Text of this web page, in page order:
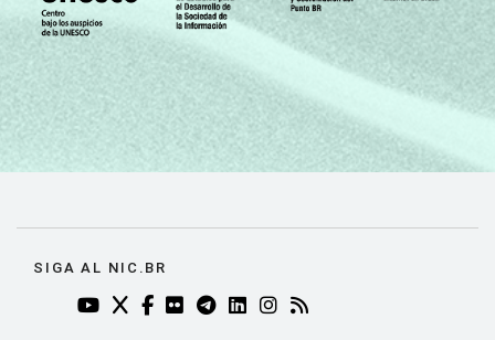
De 501 a
1.000
matrículas
63
Mais de
1.000
matrículas
ESCOLA COM
INTERNET E
PARA USO DOS
Sim 62
SIGA AL NIC.BR
YOUTUBE DO NIC.BR (ABRE EM NOVA ABA)
TWITTER DO NIC.BR (ABRE EM NOVA ABA)
FACEBOOK DO NIC.BR (ABRE EM NOVA
FLICKR DO NIC.BR (ABRE EM NOVA
TELEGRAM DO NIC.BR (ABRE EM
LINKEDIN DO NIC.BR (ABRE
INSTAGRAM DO NIC.BR
RSS DO NIC.BR (ABRE